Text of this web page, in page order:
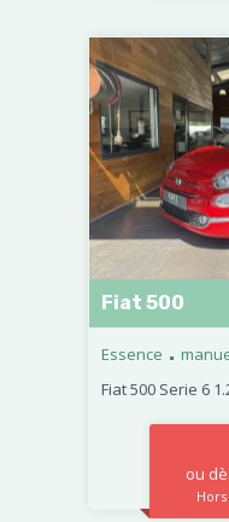
Fiat 500
Essence .
Fiat 500 Serie 6
ou